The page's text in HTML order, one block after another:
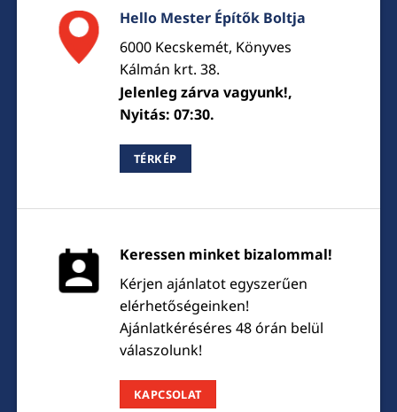
Hello Mester Építők Boltja
6000 Kecskemét, Könyves
Kálmán krt. 38.
Jelenleg zárva vagyunk!,
Nyitás: 07:30.
TÉRKÉP
Keressen minket bizalommal!
Kérjen ajánlatot egyszerűen
elérhetőségeinken!
Ajánlatkéréséres 48 órán belül
válaszolunk!
KAPCSOLAT